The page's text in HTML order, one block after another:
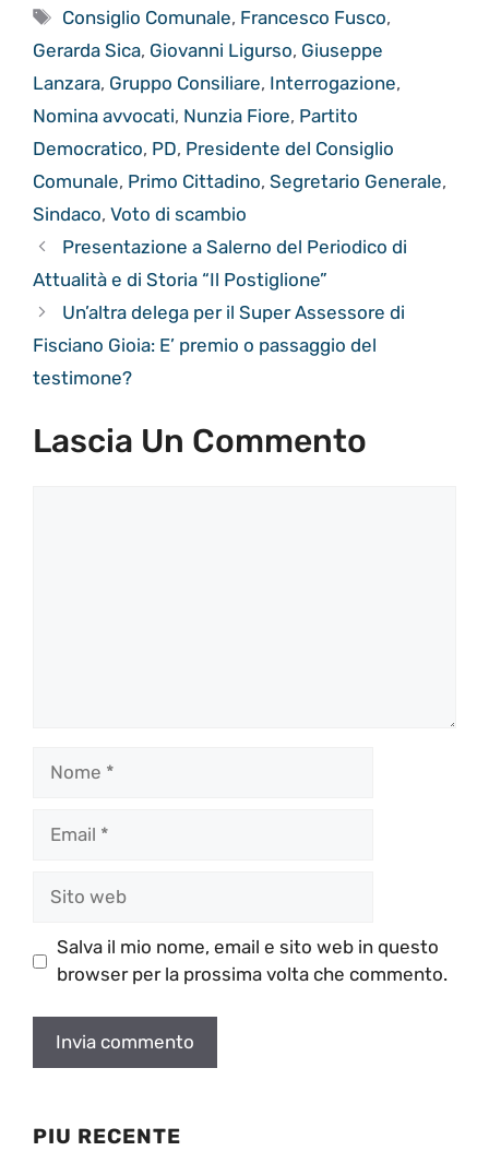
Tag
Consiglio Comunale, Francesco Fusco,
Gerarda Sica, Giovanni Ligurso, Giuseppe
Lanzara, Gruppo Consiliare, Interrogazione,
Nomina avvocati, Nunzia Fiore, Partito
Democratico, PD, Presidente del Consiglio
Comunale, Primo Cittadino, Segretario Generale,
Sindaco, Voto di scambio
Presentazione a Salerno del Periodico di
Attualità e di Storia “Il Postiglione”
Un’altra delega per il Super Assessore di
Fisciano Gioia: E’ premio o passaggio del
testimone?
Lascia Un Commento
Salva il mio nome, email e sito web in questo
browser per la prossima volta che commento.
PIU RECENTE